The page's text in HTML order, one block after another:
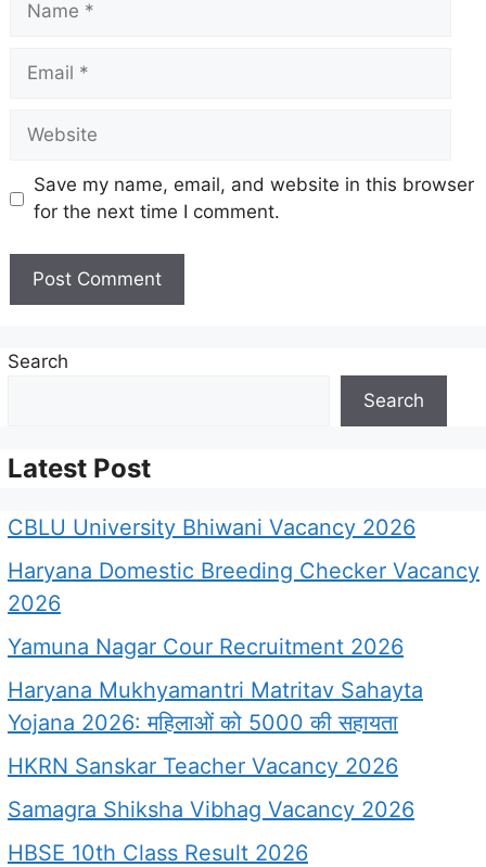
Email
Website
Save my name, email, and website in this browser
for the next time I comment.
Search
Search
Latest Post
CBLU University Bhiwani Vacancy 2026
Haryana Domestic Breeding Checker Vacancy
2026
Yamuna Nagar Cour Recruitment 2026
Haryana Mukhyamantri Matritav Sahayta
Yojana 2026: महिलाओं को 5000 की सहायता
HKRN Sanskar Teacher Vacancy 2026
Samagra Shiksha Vibhag Vacancy 2026
HBSE 10th Class Result 2026